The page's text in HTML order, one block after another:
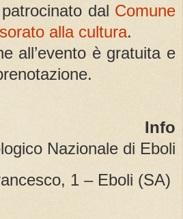
dal Comune
alla cultura.
all’evento è gratuita e
Info
Nazionale di Eboli
1 – Eboli (SA)